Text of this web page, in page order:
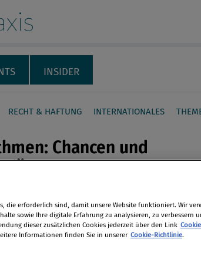
INSIDER
RECHT & HAFTUNG INTERNATIONALES
Chancen und
für den Wettbewerb
haben ein gemeinsames
um die Auswirkungen von
die erforderlich sind, damit unsere Website funktioniert. Wir
sowie Ihre digitale Erfahrung zu analysieren, zu verbessern
dieser zusätzlichen Cookies jederzeit über den Link
Informationen finden Sie in unserer Cookie-Richtlinie.